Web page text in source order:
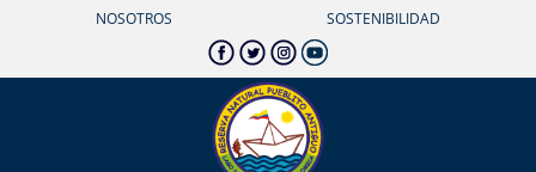
NOSOTROS SOSTENIBILIDAD